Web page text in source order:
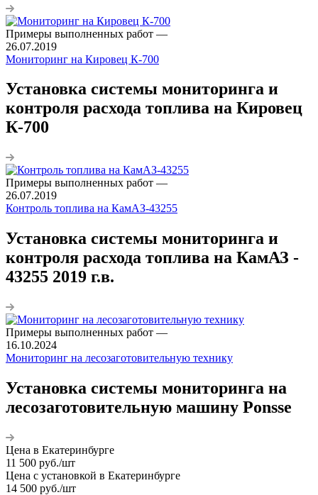
Примеры выполненных работ —
26.07.2019
Мониторинг на Кировец К-700
Установка системы мониторинга и
контроля расхода топлива на Кировец
К-700
Примеры выполненных работ —
26.07.2019
Контроль топлива на КамАЗ-43255
Установка системы мониторинга и
контроля расхода топлива на КамАЗ -
43255 2019 г.в.
Примеры выполненных работ —
16.10.2024
Мониторинг на лесозаготовительную технику
Установка системы мониторинга на
лесозаготовительную машину Ponsse
Цена в Екатеринбурге
11 500 руб./шт
Цена с установкой в Екатеринбурге
14 500 руб./шт